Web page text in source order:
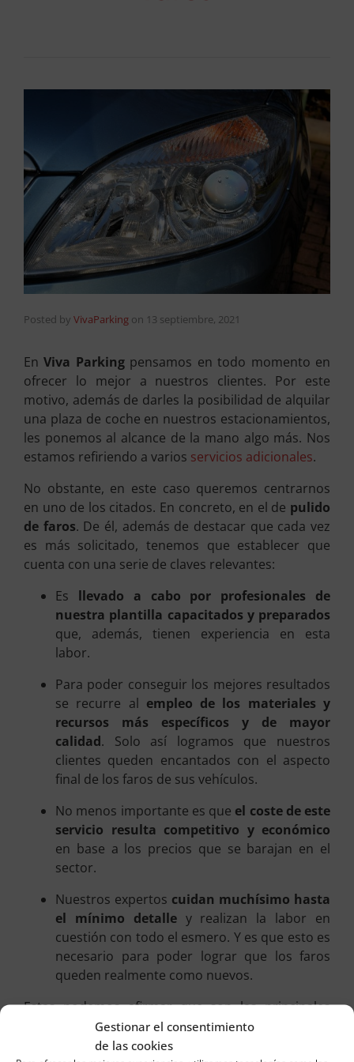
Gestionar el consentimiento
de las cookies
Posted by VivaParking on 13 septiembre, 2021
EnViva Parkingpensamos en todo momento en
ofrecer lo mejor a nuestros clientes. Por este
motivo, además de darles la posibilidad de alquilar
una plaza de coche en nuestros estacionamientos,
les ponemos al alcance de la mano algo más. Nos
estamos refiriendo a varios servicios adicionales.
No obstante, en este caso queremos centrarnos
en uno de los citados. En concreto, en el de pulido
de faros. De él, además de destacar que cada vez
es más solicitado, tenemos que establecer que
cuenta con una serie de claves relevantes:
Es llevado a cabo por profesionales de
nuestra plantilla capacitados y preparados
que, además, tienen experiencia en esta
labor.
Para poder conseguir los mejores resultados
se recurre al empleo de los materiales y
recursos más específicos y de mayor
calidad. Solo así logramos que nuestros
clientes queden encantados con el aspecto
final de los faros de sus vehículos.
No menos importante es que el coste de este
servicio resulta competitivo y económico
en base a los precios que se barajan en el
sector.
Nuestros expertos cuidan muchísimo hasta
el mínimo detalley realizan la labor en
cuestión con todo el esmero. Y es que esto es
necesario para poder lograr que los faros
queden realmente como nuevos.
Estas podemos afirmar que son las principales
claves del servicio de pulido de faros. Un servicio
que te puede interesar solicitarnos. Sí, porque te